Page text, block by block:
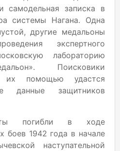
самодельная записка в
системы Нагана. Одна
другие медальоны
экспертного
лабораторию
Поисковики
помощью удастся
данные защитников
погибли в ходе
боев 1942 года в начале
наступательной